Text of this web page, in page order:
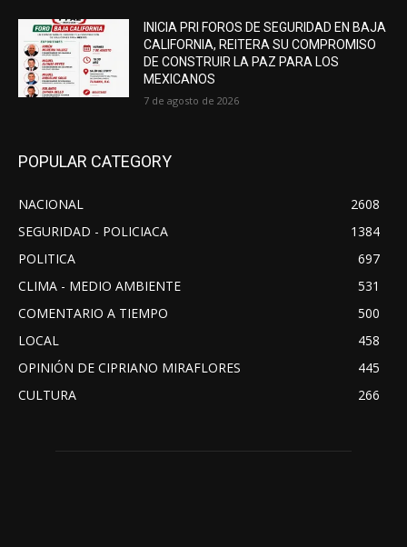
INICIA PRI FOROS DE SEGURIDAD EN BAJA
CALIFORNIA, REITERA SU COMPROMISO
DE CONSTRUIR LA PAZ PARA LOS
MEXICANOS
7 de agosto de 2026
POPULAR CATEGORY
NACIONAL
2608
SEGURIDAD - POLICIACA
1384
POLITICA
697
CLIMA - MEDIO AMBIENTE
531
COMENTARIO A TIEMPO
500
LOCAL
458
OPINIÓN DE CIPRIANO MIRAFLORES
445
CULTURA
266